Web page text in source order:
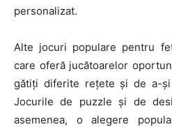
personalizat.
Alte jocuri populare pentru
care oferă jucătoarelor
gătiți diferite rețete și de a-
Jocurile de puzzle și de
asemenea, o alegere